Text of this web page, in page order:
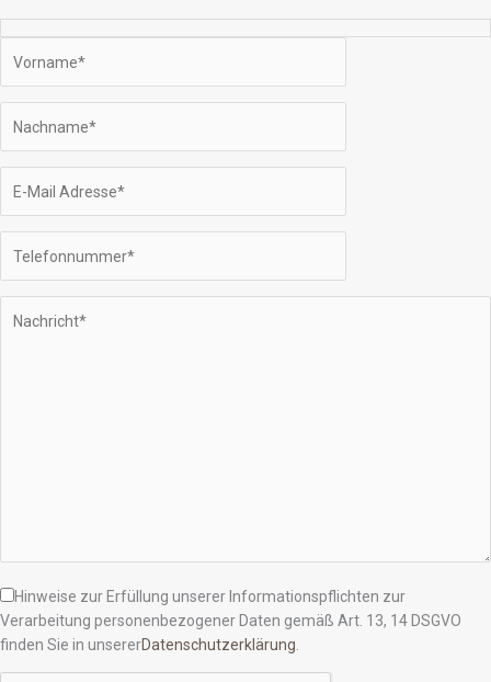
Hinweise zur Erfüllung unserer Informationspflichten zur
Verarbeitung personenbezogener Daten gemäß Art. 13, 14 DSGVO
finden Sie in unsererDatenschutzerklärung